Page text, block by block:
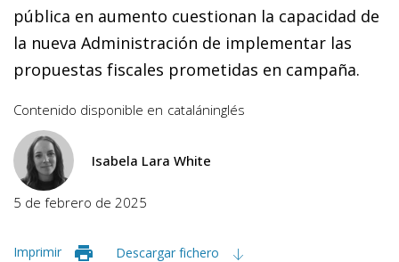
pública en aumento cuestionan la capacidad de
la nueva Administración de implementar las
propuestas fiscales prometidas en campaña.
Contenido disponible en cataláninglés
Isabela Lara White
5 de febrero de 2025
Imprimir Descargar fichero